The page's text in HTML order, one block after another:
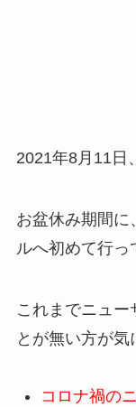
2021年8月11日
お盆休み期間に
ルへ初めて行っ
これまでニュー
とが無い方が気
コロナ禍の